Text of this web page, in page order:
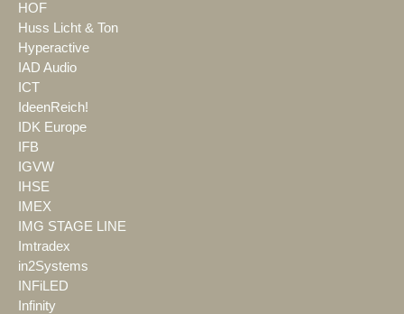
HOF
Huss Licht & Ton
Hyperactive
IAD Audio
ICT
IdeenReich!
IDK Europe
IFB
IGVW
IHSE
IMEX
IMG STAGE LINE
Imtradex
in2Systems
INFiLED
Infinity